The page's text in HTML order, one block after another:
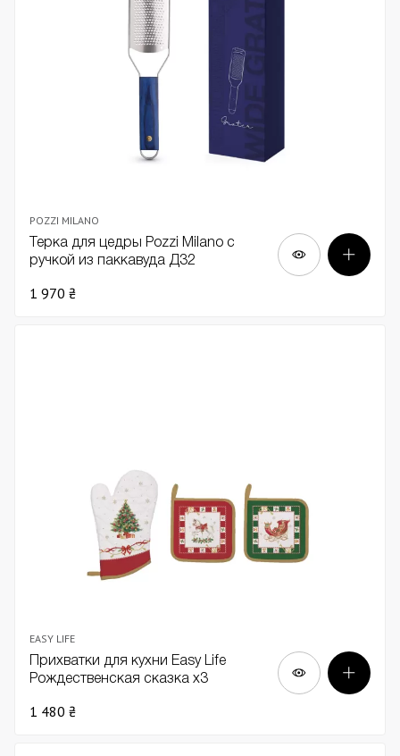
POZZI MILANO
Терка для цедры Pozzi Milano с
ручкой из паккавуда Д32
1 970 ₴
EASY LIFE
Прихватки для кухни Easy Life
Рождественская сказка х3
1 480 ₴